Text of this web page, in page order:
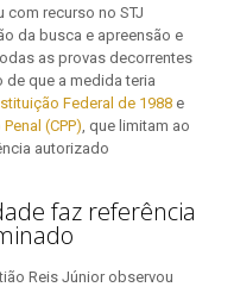
com recurso no STJ
da busca e apreensão e
as provas decorrentes
que a medida teria
Federal de 1988e
(CPP), que limitam ao
autorizado
faz referência
Reis Júnior observou